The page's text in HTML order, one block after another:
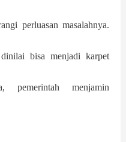
perluasan masalahnya.
bisa menjadi karpet
pemerintah menjamin